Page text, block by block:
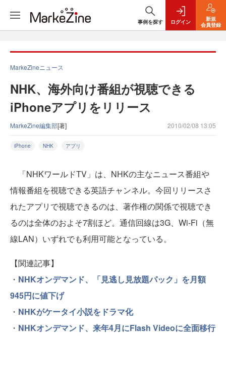
事例を探す ログイン
新規
会員登録
MarkeZineニュース
NHK、海外向け番組が視聴できる
iPhoneアプリをリリース
MarkeZine編集部[著] 2010/02/08 13:05
iPhone NHK アプリ
「NHKワールドTV」は、NHKの主なニュース番組や
情報番組を視聴できる英語チャンネル。今回リリースさ
れたアプリで視聴できるのは、著作権の関係で視聴でき
るのは全体のおよそ7割ほど。通信回線は3G、Wi-Fi（無
線LAN）いずれでも利用可能となっている。
【関連記事】
・ NHKオンデマンド、「見逃し見放題パック」を月額
945円に値下げ
・ NHKがケータイ小説をドラマ化
・ NHKオンデマンド、来年4月にFlash Videoに全面移行